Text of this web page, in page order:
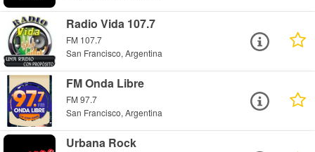
Radio Vida 107.7
FM 107.7
San Francisco, Argentina
FM Onda Libre
FM 97.7
San Francisco, Argentina
Urbana Rock